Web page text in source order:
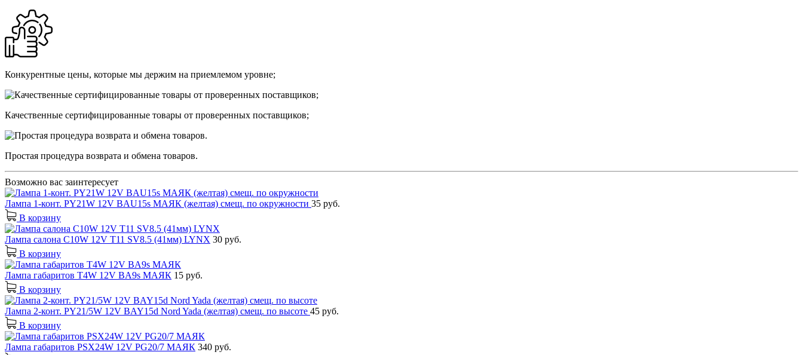
Конкурентные цены, которые мы держим на приемлемом уровне;
Качественные сертифицированные товары от проверенных поставщиков;
Простая процедура возврата и обмена товаров.
Возможно вас заинтересует
Лампа 1-конт. PY21W 12V BAU15s МАЯК (желтая) смещ. по окружности 35 руб.
В корзину
Лампа салона C10W 12V T11 SV8.5 (41мм) LYNX 30 руб.
В корзину
Лампа габаритов T4W 12V BA9s МАЯК 15 руб.
В корзину
Лампа 2-конт. PY21/5W 12V BAY15d Nord Yada (желтая) смещ. по высоте 45 руб.
В корзину
Лампа габаритов PSX24W 12V PG20/7 МАЯК 340 руб.